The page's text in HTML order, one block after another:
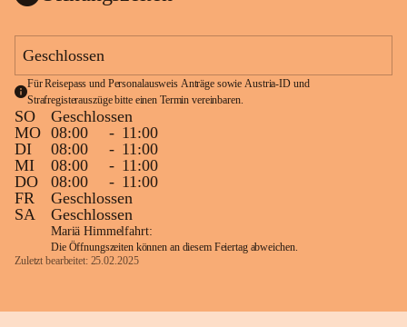
Geschlossen
Für Reisepass und Personalausweis Anträge sowie Austria-ID und
Strafregisterauszüge bitte einen Termin vereinbaren.
SO
Geschlossen
MO 08:00 - 11:00
DI
08:00 - 11:00
MI
08:00 - 11:00
DO
08:00 - 11:00
FR
Geschlossen
SA
Geschlossen
Mariä Himmelfahrt:
Die Öffnungszeiten können an diesem Feiertag abweichen.
Zuletzt bearbeitet: 25.02.2025